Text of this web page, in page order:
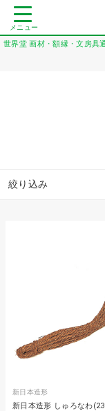
メニュー
世界堂 画材・額縁・文房具
絞り込み
新日本造形
新日本造形 しゅろなわ